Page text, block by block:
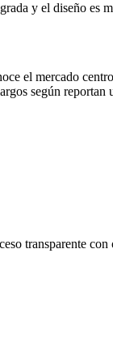
y el diseño es
el mercado
según reportan
transparente con